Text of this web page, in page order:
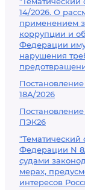
14/2026. О
применением
коррупции и
Федерации
нарушения
18А/2026
ПЭК26
"Тематический
Федерации N
судами
мерах,
интересов